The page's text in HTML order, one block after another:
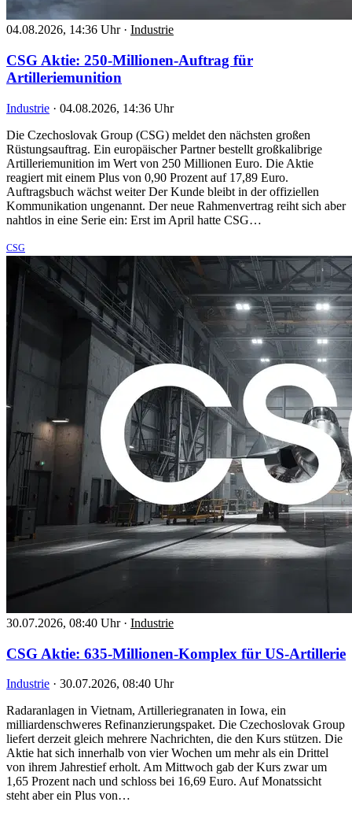
04.08.2026, 14:36 Uhr · Industrie
CSG Aktie: 250-Millionen-Auftrag für
Artilleriemunition
Industrie · 04.08.2026, 14:36 Uhr
Die Czechoslovak Group (CSG) meldet den nächsten großen
Rüstungsauftrag. Ein europäischer Partner bestellt großkalibrige
Artilleriemunition im Wert von 250 Millionen Euro. Die Aktie
reagiert mit einem Plus von 0,90 Prozent auf 17,89 Euro.
Auftragsbuch wächst weiter Der Kunde bleibt in der offiziellen
Kommunikation ungenannt. Der neue Rahmenvertrag reiht sich aber
nahtlos in eine Serie ein: Erst im April hatte CSG…
CSG
30.07.2026, 08:40 Uhr · Industrie
CSG Aktie: 635-Millionen-Komplex für US-Artillerie
Industrie · 30.07.2026, 08:40 Uhr
Radaranlagen in Vietnam, Artilleriegranaten in Iowa, ein
milliardenschweres Refinanzierungspaket. Die Czechoslovak Group
liefert derzeit gleich mehrere Nachrichten, die den Kurs stützen. Die
Aktie hat sich innerhalb von vier Wochen um mehr als ein Drittel
von ihrem Jahrestief erholt. Am Mittwoch gab der Kurs zwar um
1,65 Prozent nach und schloss bei 16,69 Euro. Auf Monatssicht
steht aber ein Plus von…